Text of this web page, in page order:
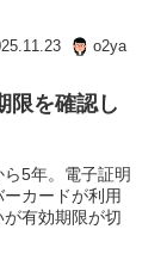
o2ya
限を確認し
5年。電子証明
カードが利用
有効期限が切